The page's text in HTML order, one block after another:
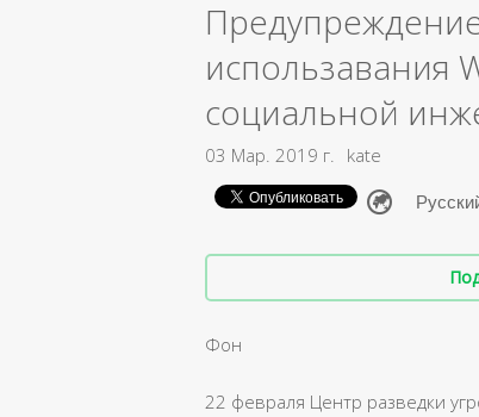
использавания
социальной
03 Мар. 2019 г. kate
Фон
22 февраля Центр разведки